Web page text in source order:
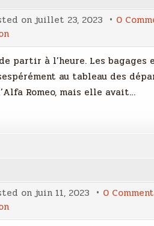
onjuillet 23, 2023 0
partir à l’heure. Les bagages
au tableau des
Romeo, mais elle avait…
onjuin 11, 2023 0